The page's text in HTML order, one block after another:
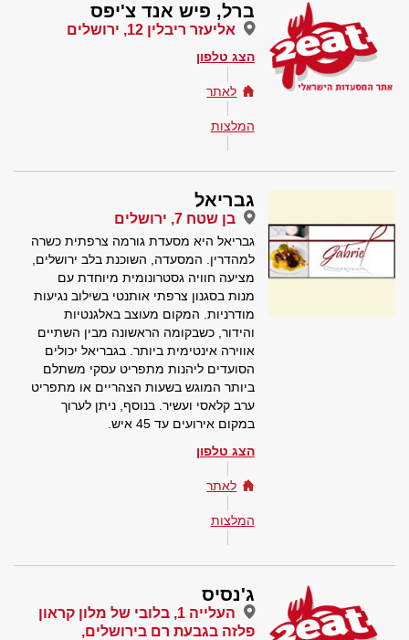
ברל, פיש אנד צ'יפס
אליעזר ריבלין 12, ירושלים
הצג טלפון
לאתר
המלצות
גבריאל
בן שטח 7, ירושלים
גבריאל היא מסעדת גורמה צרפתית כשרה
למהדרין. המסעדה, השוכנת בלב ירושלים,
מציעה חוויה גסטרונומית מיוחדת עם
מנות בסגנון צרפתי אותנטי בשילוב נגיעות
מודרניות. המקום מעוצב באלגנטיות
והידור, כשבקומה הראשונה מבין השתיים
אווירה אינטימית ביותר. בגבריאל יכולים
הסועדים ליהנות מתפריט עסקי משתלם
ביותר המוגש בשעות הצהריים או מתפריט
ערב קלאסי ועשיר. בנוסף, ניתן לערוך
במקום אירועים עד 45 איש.
הצג טלפון
לאתר
המלצות
ג'נסיס
העלייה 1, בלובי של מלון קראון
פלזה בגבעת רם בירושלים,